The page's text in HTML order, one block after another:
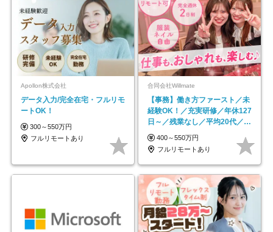
Apollon株式会社
データ入力/完全在宅・フルリモ
ートOK！
300～550万円
フルリモートあり
合同会社Willmate
【事務】働き方ファースト／未
経験OK！／充実研修／年休127
日～／残業なし／平均20代／リ
モートOK
400～550万円
フルリモートあり